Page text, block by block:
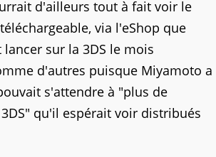
d'ailleurs tout à fait voir le
via l'eShop que
sur la 3DS le mois
d'autres puisque Miyamoto a
s'attendre à "plus de
qu'il espérait voir distribués